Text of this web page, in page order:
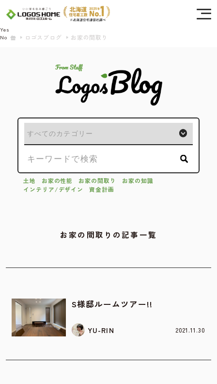
ロゴスブログ お家の間取り
土地 お家の性能 お家の間取り
お家の知識
インテリア/デザイン
資金計画
お家の間取りの記事一覧
S様邸ルームツアー!!
YU-RIN 2021.11.30
Cookie を使用して、お客様の活動を追跡してもよろしいですか? 当社ではお客様の
プライバシーを極めて重視しています。詳細について、およびご質問がある場合
は、当社のプライバシーポリシーをご覧ください。
Yes
No